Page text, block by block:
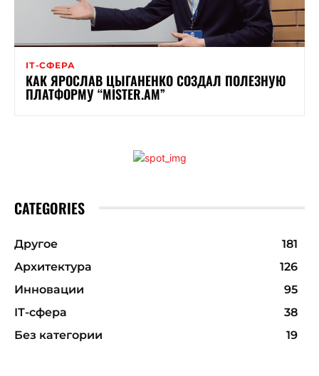
ІТ-СФЕРА
КАК ЯРОСЛАВ ЦЫГАНЕНКО СОЗДАЛ ПОЛЕЗНУЮ
ПЛАТФОРМУ “MISTER.AM”
CATEGORIES
Другое
181
Архитектура
126
Инновации
95
ІТ-сфера
38
Без категории
19